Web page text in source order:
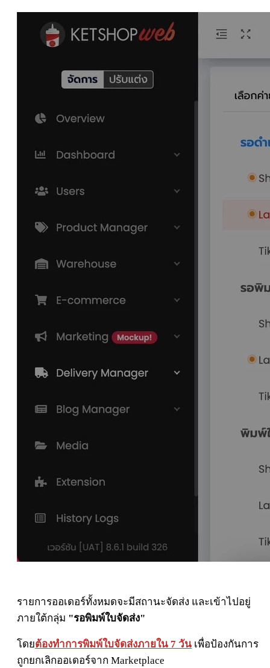
รายการออเดอร์ทั้งหมดจะมีสถานะจัดส่ง และเข้าไปอยู่
ภายใต้กลุ่ม "รอพิมพ์ใบจัดส่ง"
โดยต้องทำการพิมพ์ใบจัดส่งภายใน 7 วัน เพื่อป้องกันการ
ถูกยกเลิกออเดอร์จาก Marketplace